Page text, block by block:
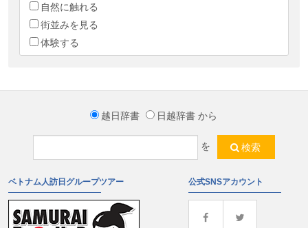
自然に触れる
街並みを見る
体験する
越日辞書 日越辞書 から
を 検索
ベトナム人訪日グループツアー 公式SNSアカウント